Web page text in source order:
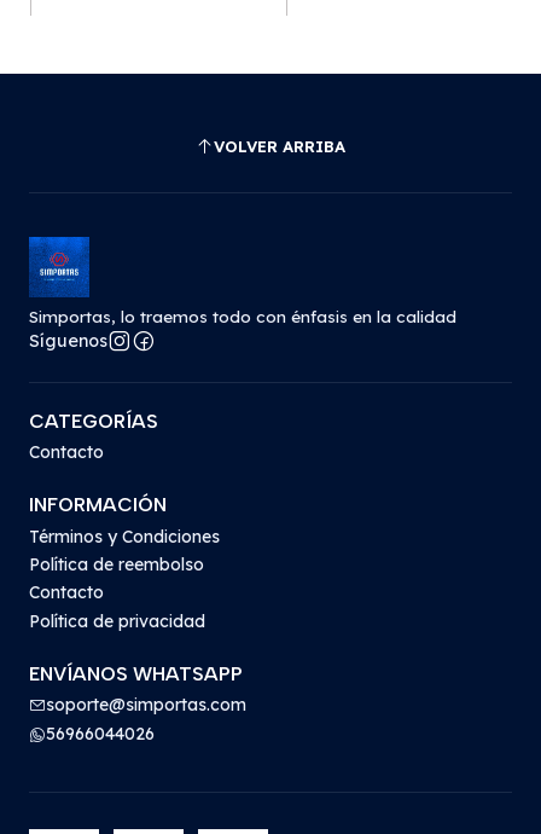
VOLVER ARRIBA
Simportas, lo traemos todo con énfasis en la calidad
Síguenos
CATEGORÍAS
Contacto
INFORMACIÓN
Términos y Condiciones
Política de reembolso
Contacto
Política de privacidad
ENVÍANOS WHATSAPP
soporte@simportas.com
56966044026